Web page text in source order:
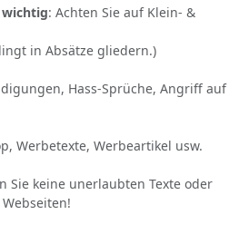
: Achten Sie auf Klein- &
in Absätze gliedern.)
Hass-Sprüche, Angriff auf
Werbetexte, Werbeartikel usw.
Sie keine unerlaubten Texte oder